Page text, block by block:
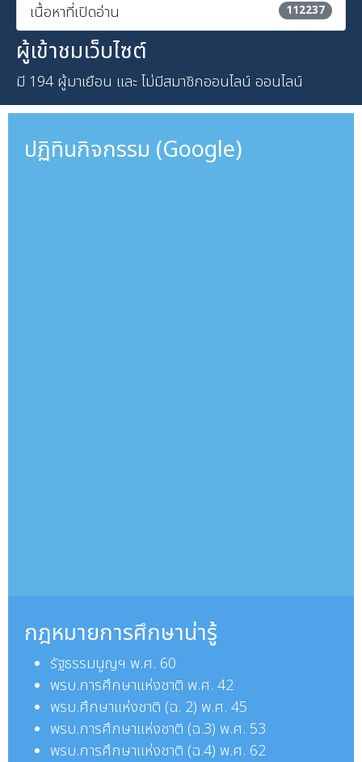
เนื้อหาที่เปิดอ่าน 112237
ผู้เข้าชมเว็บไซต์
มี 194 ผู้มาเยือน และ ไม่มีสมาชิกออนไลน์ ออนไลน์
ปฏิทินกิจกรรม (Google)
กฎหมายการศึกษาน่ารู้
รัฐธรรมนูญฯ พ.ศ. 60
พรบ.การศึกษาแห่งชาติ พ.ศ. 42
พรบ.ศึกษาแห่งชาติ (ฉ. 2) พ.ศ. 45
พรบ.การศึกษาแห่งชาติ (ฉ.3) พ.ศ. 53
พรบ.การศึกษาแห่งชาติ (ฉ.4) พ.ศ. 62